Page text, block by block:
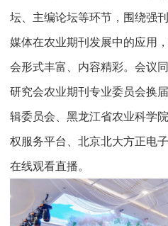
坛、主编论坛等环节，围绕强
媒体在农业期刊发展中的应用
会形式丰富、内容精彩。会议
研究会农业期刊专业委员会换
辑委员会、黑龙江省农业科学
权服务平台、北京北大方正电
在线观看直播。